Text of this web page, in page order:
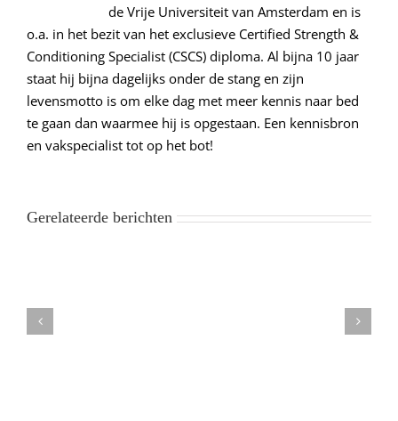
de Vrije Universiteit van Amsterdam en is
o.a. in het bezit van het exclusieve Certified Strength &
Conditioning Specialist (CSCS) diploma. Al bijna 10 jaar
staat hij bijna dagelijks onder de stang en zijn
levensmotto is om elke dag met meer kennis naar bed
te gaan dan waarmee hij is opgestaan. Een kennisbron
en vakspecialist tot op het bot!
Gerelateerde berichten